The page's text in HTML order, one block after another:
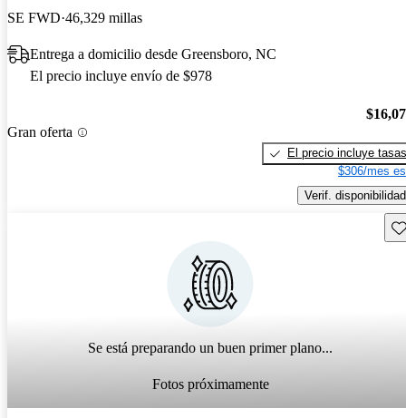
SE FWD 46,329 millas
Entrega a domicilio desde Greensboro, NC
El precio incluye envío de $978
Gran oferta
El precio incluye tasas
$306/mes
Verif. disponibilidad
Se está preparando un buen primer plano...
Fotos próximamente